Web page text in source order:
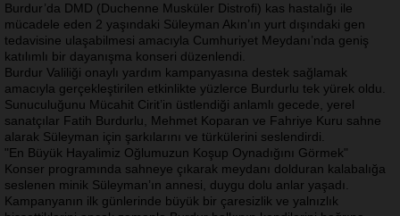
Burdur’da DMD (Duchenne Musküler Distrofi) kas hastalığı ile
mücadele eden 2 yaşındaki Süleyman Akın’ın yurt dışındaki gen
tedavisine ulaşabilmesi amacıyla Cumhuriyet Meydanı’nda geniş
katılımlı bir dayanışma konseri düzenlendi.
Burdur Valiliği onaylı yardım kampanyasına destek sağlamak
amacıyla gerçekleştirilen etkinlikte yüzlerce Burdurlu tek yürek oldu.
Sunuculuğunu Mücahit Cirit’in üstlendiği anlamlı gecede, yerel
sanatçılar Fatih Burdurlu, Mehmet Koparan ve Fahriye Kuru sahne
alarak Süleyman için şarkılarını ve türkülerini seslendirdi.
"En Büyük Hayalimiz Oğlumuzun Koşup Oynadığını Görmek"
Konser programında sahneye çıkarak meydanı dolduran kalabalığa
seslenen minik Süleyman’ın annesi, duygu dolu anlar yaşadı.
Kampanyanın ilk günlerinde büyük bir çaresizlik ve yalnızlık